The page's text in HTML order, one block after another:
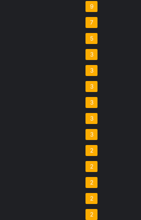
9
7
5
3
3
3
3
3
3
2
2
2
2
2